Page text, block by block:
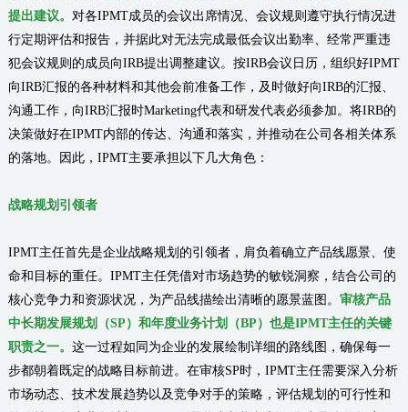
提出建议。 对各IPMT成员的会议出席情况、会议规则遵守执行情况进
行定期评估和报告，并据此对无法完成最低会议出勤率、经常严重违
犯会议规则的成员向IRB提出调整建议。按IRB会议日历，组织好IPMT
向IRB汇报的各种材料和其他会前准备工作，及时做好向IRB的汇报、
沟通工作，向IRB汇报时Marketing代表和研发代表必须参加。将IRB的
决策做好在IPMT内部的传达、沟通和落实，并推动在公司各相关体系
的落地。因此，IPMT主要承担以下几大角色：
战略规划引领者
IPMT主任首先是企业战略规划的引领者，肩负着确立产品线愿景、使
命和目标的重任。IPMT主任凭借对市场趋势的敏锐洞察，结合公司的
核心竞争力和资源状况，为产品线描绘出清晰的愿景蓝图。 审核产品
中长期发展规划（SP）和年度业务计划（BP）也是IPMT主任的关键
职责之一。 这一过程如同为企业的发展绘制详细的路线图，确保每一
步都朝着既定的战略目标前进。在审核SP时，IPMT主任需要深入分析
市场动态、技术发展趋势以及竞争对手的策略，评估规划的可行性和